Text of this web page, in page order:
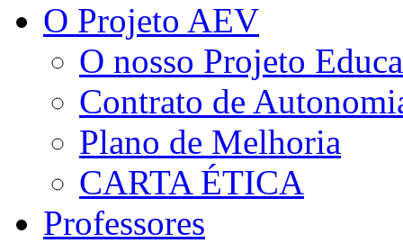
O Projeto AEV
O nosso Projeto
Contrato de
Plano de Melhoria
CARTA ÉTICA
Professores